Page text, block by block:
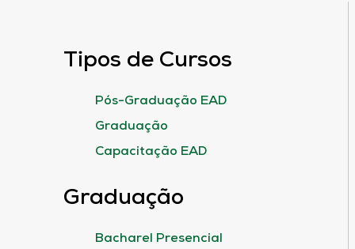
Tipos de Cursos
Pós-Graduação EAD
Graduação
Capacitação EAD
Graduação
Bacharel Presencial